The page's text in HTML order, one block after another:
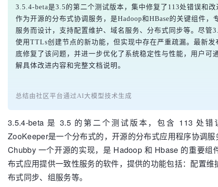
3.5.4-beta是3.5的第二个测试版本，集中修复了113处错误和改
作为开源的分布式协调服务，是Hadoop和HBase的关键组件，
服务而设计，支持配置维护、域名服务、分布式同步等。尽管
使用TTLs创建节点的新功能，但实现中存在严重疏漏。最新发
底修复了该问题，并进一步优化了系统稳定性与性能，用户可
解具体改进内容和完整文档说明。
总结由社区平台通过AI大模型技术生成
3.5.4-beta 是 3.5 的第二个测试版本，包含 113 处
ZooKeeper是一个分布式的，开源的分布式应用程序协调
Chubby 一个开源的实现，是 Hadoop 和 Hbase 的重要组
布式应用提供一致性服务的软件，提供的功能包括：配置维
布式同步、组服务等。